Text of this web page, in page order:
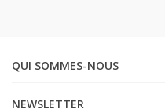
QUI SOMMES-NOUS
NEWSLETTER